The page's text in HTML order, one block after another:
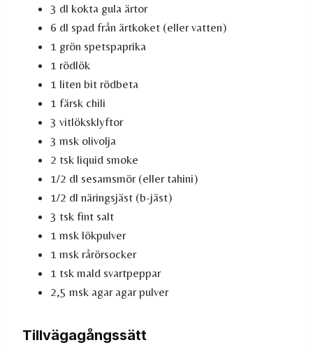
3 dl kokta gula ärtor
6 dl spad från ärtkoket (eller vatten)
1 grön spetspaprika
1 rödlök
1 liten bit rödbeta
1 färsk chili
3 vitlöksklyftor
3 msk olivolja
2 tsk liquid smoke
1/2 dl sesamsmör (eller tahini)
1/2 dl näringsjäst (b-jäst)
3 tsk fint salt
1 msk lökpulver
1 msk rårörsocker
1 tsk mald svartpeppar
2,5 msk agar agar pulver
Tillvägagångssätt